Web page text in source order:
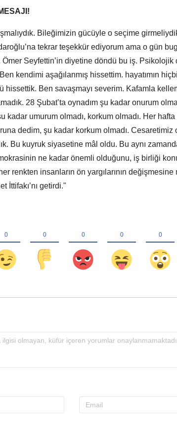
Bileğimizin gücüyle o seçime
tekrar teşekkür ediyorum ama o gün
Seyfettin’in diyetine döndü bu iş. Psikolojik
kendimi aşağılanmış hissettim. hayatımın
hissettik. Ben savaşmayı severim. Kafamla
28 Şubat’ta oynadım şu kadar onurum
kadar umurum olmadı, korkum olmadı. Her hafta
dedim, şu kadar korkum olmadı. Cesaretimiz
Bu kuyruk siyasetine mâl oldu. Bu aynı
ne kadar önemli olduğunu, iş birliği
renkten insanların ön yargılarının
İttifakı’nı getirdi."